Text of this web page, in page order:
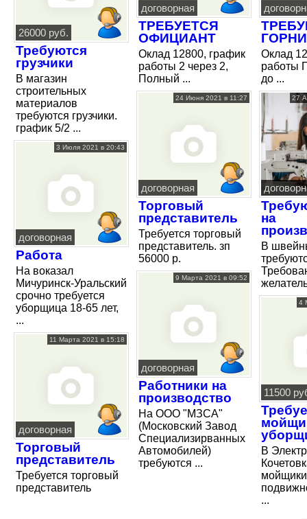
26000 руб.
Требуются
грузчики
В магазин
строительных
материалов
требуются грузчики.
график 5/2 ...
3 Июля 2021 в 20:43
договорная
Работа
На воказал
Мичуринск-Уральский
срочно требуется
уборщица 18-65 лет,
...
11 Марта 2021 в 15:18
договорная
Торговый
представитель
Требуется торговый
представитель
договорная
ТРЕБУЕТСЯ
ОФИЦИАНТ
Оклад 12800, график
работы 2 через 2,
Полный ...
24 Июня 2021 в 11:27
договорная
Торговый
представитель
Требуется торговый
представитель. зп
56000 р.
9 Марта 2021 в 09:52
договорная
Работники на
производство
На ООО "МЗСА"
(Московский Завод
Специализирванных
Автомобилей)
требуются ...
Оклад
работы
до ...
27
на
В
4
11500
В
...